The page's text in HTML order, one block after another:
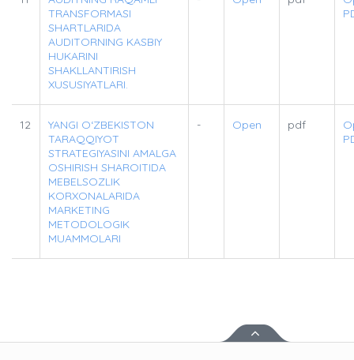
TRANSFORMASI
SHARTLARIDA
AUDITORNING KASBIY
HUKARINI
SHAKLLANTIRISH
XUSUSIYATLARI.
12
YANGI O‘ZBEKISTON
TARAQQIYOT
STRATEGIYASINI AMALGA
OSHIRISH SHAROITIDA
MEBELSOZLIK
KORXONALARIDA
MARKETING
METODOLOGIK
MUAMMOLARI
- Open pdf